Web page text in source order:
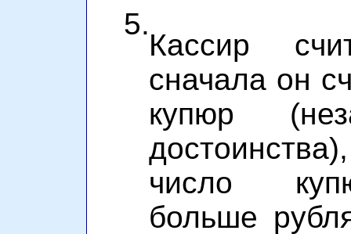
5.
Кассир
сначала он
купюр
число
больше